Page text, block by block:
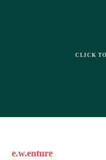
CLICK
e.w.enture